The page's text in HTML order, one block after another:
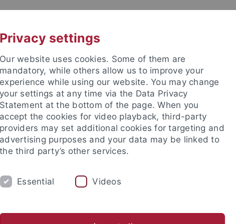
STUDIUM
Privacy settings
Our website uses cookies. Some of them are
mandatory, while others allow us to improve your
experience while using our website. You may change
your settings at any time via the Data Privacy
Statement at the bottom of the page. When you
accept the cookies for video playback, third-party
providers may set additional cookies for targeting and
advertising purposes and your data may be linked to
the third party’s other services.
Essential Videos